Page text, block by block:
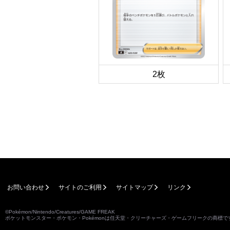
2枚
お問い合わせ サイトのご利用 サイトマップ リンク
©Pokémon/Nintendo/Creatures/GAME FREAK
ポケットモンスター・ポケモン・Pokémonは任天堂・クリーチャーズ・ゲームフリークの商標で